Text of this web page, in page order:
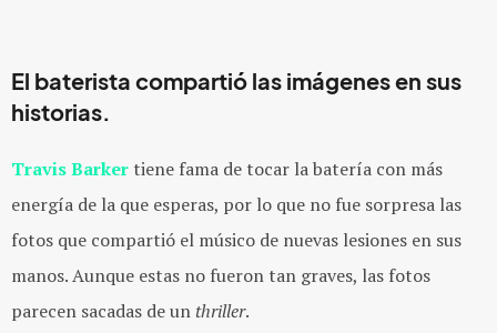
El baterista compartió las imágenes en sus
historias.
Travis Barker tiene fama de tocar la batería con más
energía de la que esperas, por lo que no fue sorpresa las
fotos que compartió el músico de nuevas lesiones en sus
manos. Aunque estas no fueron tan graves, las fotos
parecen sacadas de un thriller.